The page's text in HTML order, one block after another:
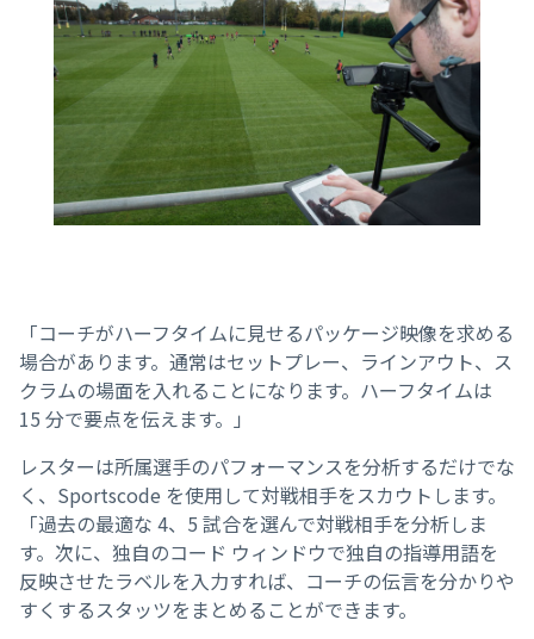
「コーチがハーフタイムに見せるパッケージ映像を求める
場合があります。通常はセットプレー、ラインアウト、ス
クラムの場面を入れることになります。ハーフタイムは
15 分で要点を伝えます。」
レスターは所属選手のパフォーマンスを分析するだけでな
く、Sportscode を使用して対戦相手をスカウトします。
「過去の最適な 4、5 試合を選んで対戦相手を分析しま
す。次に、独自のコード ウィンドウで独自の指導用語を
反映させたラベルを入力すれば、コーチの伝言を分かりや
すくするスタッツをまとめることができます。